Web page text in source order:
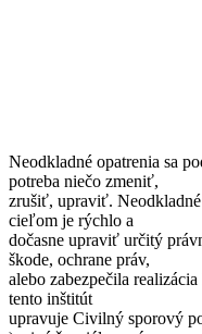
Neodkladné opatrenia sa
potreba niečo zmeniť,
zrušiť, upraviť.
cieľom je rýchlo a
dočasne upraviť určitý
škode, ochrane práv,
alebo zabezpečila
tento inštitút
upravuje Civilný sporový